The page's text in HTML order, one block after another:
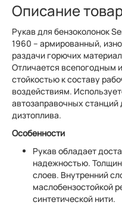
Описание
Рукав для бензоколонок
1960 – армированный,
раздачи горючих
Отличается всепогодным
стойкостью к составу
воздействиям.
автозаправочных
дизтоплива.
Особенности
Рукав обладает
надежностью.
слоев. Внутренний
маслобензостойкой
синтетической нити.